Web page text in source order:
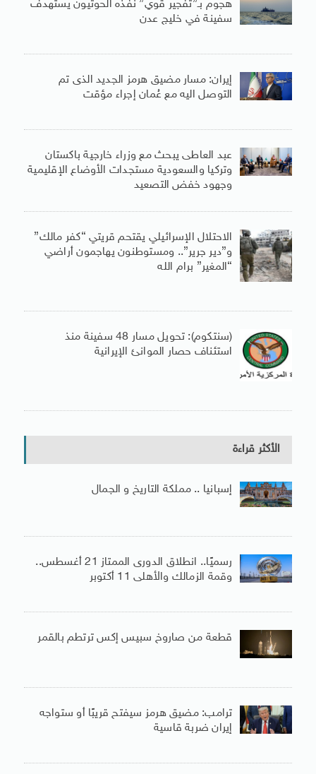
هجوم بـ”تفجير قوي” نفذه الحوثيون يستهدف
سفينة في خليج عدن
إيران: مسار مضيق هرمز الجديد الذى تم
التوصل اليه مع عُمان إجراء مؤقت
عبد العاطى يبحث مع وزراء خارجية باكستان
وتركيا والسعودية مستجدات الأوضاع الإقليمية
وجهود خفض التصعيد
الاحتلال الإسرائيلي يقتحم قريتي “كفر مالك”
و”دير جرير”.. ومستوطنون يهاجمون أراضي
“المغير” برام الله
(سنتكوم): تحويل مسار 48 سفينة منذ
استئناف حصار الموانئ الإيرانية
الأكثر قراءة
إسبانيا .. مملكة التاريخ و الجمال
رسميًا.. انطلاق الدورى الممتاز 21 أغسطس..
وقمة الزمالك والأهلى 11 أكتوبر
قطعة من صاروخ سبيس إكس ترتطم بالقمر
ترامب: مضيق هرمز سيفتح قريبًا أو ستواجه
إيران ضربة قاسية